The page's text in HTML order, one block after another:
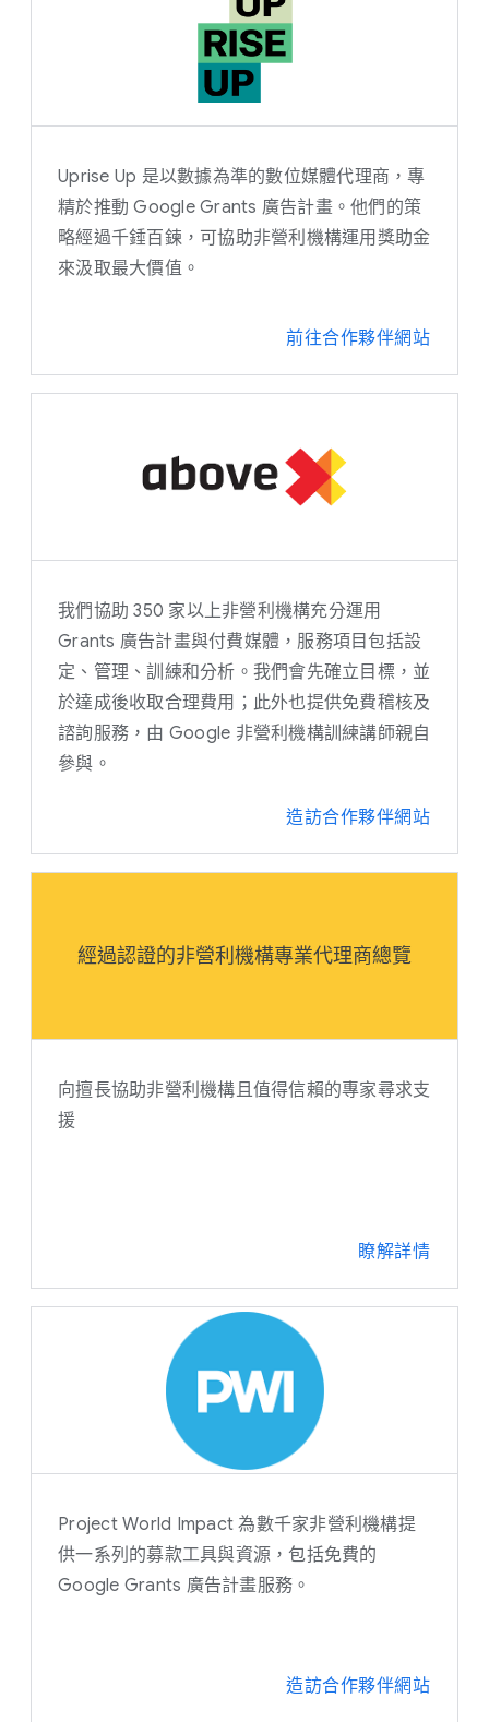
Uprise Up 是以數據為準的數位媒體代理商，專
精於推動 Google Grants 廣告計畫。他們的策
略經過千錘百鍊，可協助非營利機構運用獎助金
來汲取最大價值。
前往合作夥伴網站
我們協助 350 家以上非營利機構充分運用
Grants 廣告計畫與付費媒體，服務項目包括設
定、管理、訓練和分析。我們會先確立目標，並
於達成後收取合理費用；此外也提供免費稽核及
諮詢服務，由 Google 非營利機構訓練講師親自
參與。
造訪合作夥伴網站
經過認證的非營利機構專業代理商總覽
向擅長協助非營利機構且值得信賴的專家尋求支
援
瞭解詳情
Project World Impact 為數千家非營利機構提
供一系列的募款工具與資源，包括免費的
Google Grants 廣告計畫服務。
造訪合作夥伴網站